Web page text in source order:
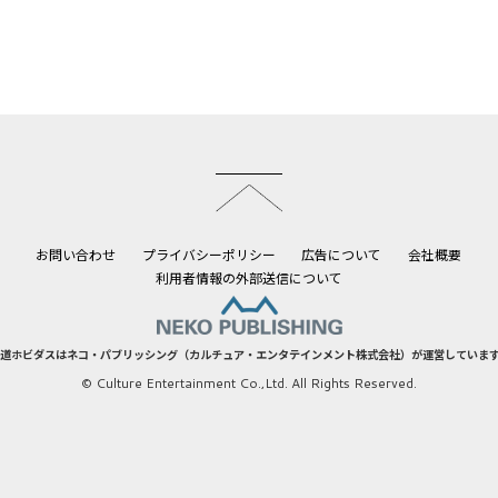
お問い合わせ プライバシーポリシー 広告について
会社概要
利用者情報の外部送信について
ホビダスはネコ・パブリッシング（カルチュア・エンタテインメント株式会社）が運営していま
© Culture Entertainment Co.,Ltd. All Rights Reserved.